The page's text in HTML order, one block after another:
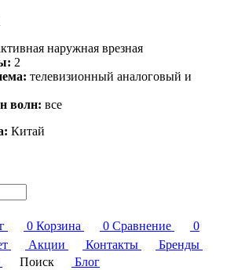
наружная врезная
2
телевизионный аналоговый и
волн: все
Китай
0 Корзина 0 Сравнение
0
Акции Контакты
Бренды
Поиск
Блог